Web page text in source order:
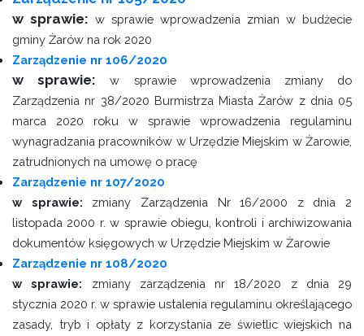
w sprawie: w sprawie wprowadzenia zmian w budżecie
gminy Żarów na rok 2020
Zarządzenie nr 106/2020
w sprawie:w sprawie wprowadzenia zmiany do
Zarządzenia nr 38/2020 Burmistrza Miasta Żarów z dnia 05
marca 2020 roku w sprawie wprowadzenia regulaminu
wynagradzania pracowników w Urzędzie Miejskim w Żarowie,
zatrudnionych na umowę o pracę
Zarządzenie nr 107/2020
w sprawie: zmiany Zarządzenia Nr 16/2000 z dnia 2
listopada 2000 r. w sprawie obiegu, kontroli i archiwizowania
dokumentów księgowych w Urzędzie Miejskim w Żarowie
Zarządzenie nr 108/2020
w sprawie: zmiany zarządzenia nr 18/2020 z dnia 29
stycznia 2020 r. w sprawie ustalenia regulaminu określającego
zasady, tryb i opłaty z korzystania ze świetlic wiejskich na